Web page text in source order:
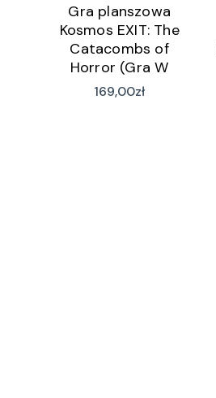
Gra planszowa
Kosmos EXIT: The
Catacombs of
Horror (Gra W
Wersji Angielskiej)
169,00zł